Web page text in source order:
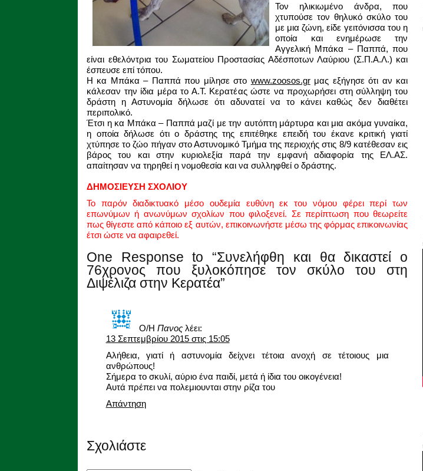
Τον ηλικιωμένο άνδρα, που
χτυπούσε τον θηλυκό σκύλο του
με μια ζώνη, είδε γειτόνισσα του η
οποία και ενημέρωσε την
Αγγελική Μπάκα – Παππά, που
είναι εθελόντρια του Σωματείου Προστασίας Αδέσποτων Λαύριου (Σ.Π.Α.Λ.) και
έσπευσε επί τόπου.
Η κα Μπάκα – Παππά που μίλησε στο www.zoosos.grμας εξήγησε ότι αν και
κάλεσαν την ίδια μέρα το Α.Τ. Κερατέας ώστε να προχωρήσει στη σύλληψη του
δράστη η Αστυνομία δήλωσε ότι αδυνατεί να το κάνει καθώς δεν διαθέτει
περιπολικό.
Έτσι η κα Μπάκα – Παππά μαζί με την αυτόπτη μάρτυρα και μια ακόμα γυναίκα,
η οποία δήλωσε ότι ο δράστης της επιτέθηκε επειδή του έκανε κριτική γιατί
χτύπησε το ζώο πήγαν στο Αστυνομικό Τμήμα της περιοχής στις 8/9 κατέθεσαν εις
βάρος του και στην κυριολεξία παρά την εμφανή αδιαφορία της ΕΛ.ΑΣ.
απαίτησαν να τηρηθεί η νομοθεσία και να συλληφθεί ο δράστης.
ΔΗΜΟΣΙΕΥΣΗ ΣΧΟΛΙΟΥ
Το παρόν διαδικτυακό μέσο ουδεμία ευθύνη εκ του νόμου φέρει περί των
επωνύμων ή ανωνύμων σχολίων που φιλοξενεί. Σε περίπτωση που θεωρείτε
πως θίγεστε από κάποιο εξ αυτών, επικοινωνήστε μέσω της φόρμας επικοινωνίας
έτσι ώστε να αφαιρεθεί.
One Response to “Συνελήφθη και θα δικαστεί ο
76χρονος που ξυλοκόπησε τον σκύλο του στη
Διψέλιζα στην Κερατέα”
Ο/Η Πανος λέει:
13 Σεπτεμβρίου 2015 στις 15:05
Αλήθεια, γιατί ή αστυνομία δείχνει τέτοια ανοχή σε τέτοιους μια
ανθρώπους!
Σήμερα το σκυλί, αύριο ένα παιδί, μετά ή ίδια του οικογένεια!
Αυτά πρέπει να πολεμιουνται στην ρίζα του
Απάντηση
Σχολιάστε